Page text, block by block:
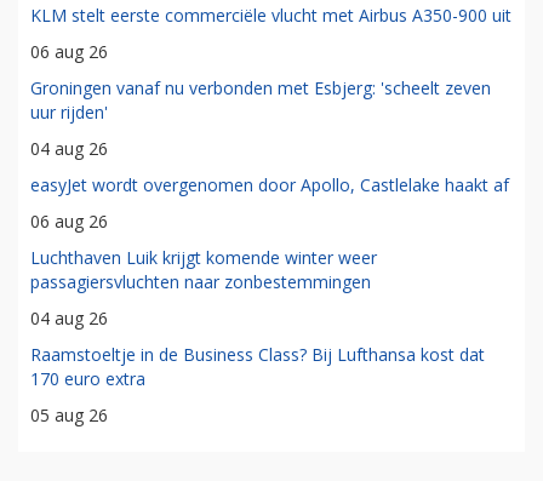
KLM stelt eerste commerciële vlucht met Airbus A350-900 uit
06 aug 26
Groningen vanaf nu verbonden met Esbjerg: 'scheelt zeven
uur rijden'
04 aug 26
easyJet wordt overgenomen door Apollo, Castlelake haakt af
06 aug 26
Luchthaven Luik krijgt komende winter weer
passagiersvluchten naar zonbestemmingen
04 aug 26
Raamstoeltje in de Business Class? Bij Lufthansa kost dat
170 euro extra
05 aug 26